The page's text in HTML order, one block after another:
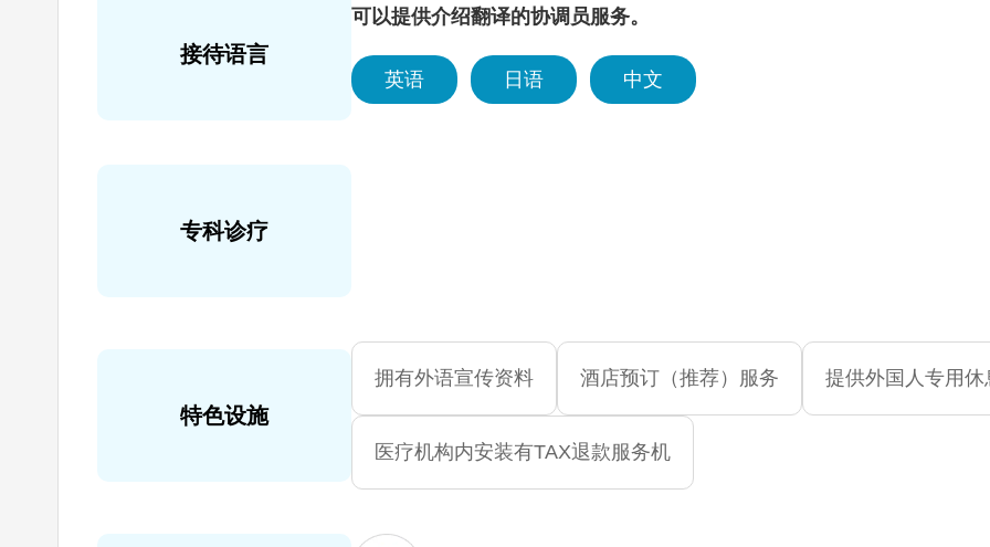
丽贝瑞医院永宗岛店拥有20多个皮肤管理室和专业管理师的皮肤管理技
丽贝瑞医院永宗岛店以中国为起点，积极宣传吸引外国患者，同时提供
接待语言
可以提供介绍翻译的协调员服务。
英语 日语 中文
专科诊疗
特色设施
拥有外语宣传资料 酒店预订（推荐）服务 提供外国人专用
医疗机构内安装有TAX退款服务机